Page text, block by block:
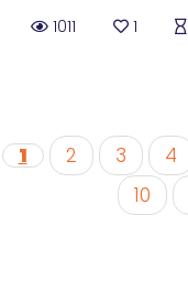
1011
1
1 2 3 4
10